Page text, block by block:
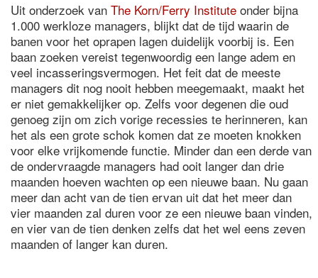
Uit onderzoek van The Korn/Ferry Institute onder bijna
1.000 werkloze managers, blijkt dat de tijd waarin de
banen voor het oprapen lagen duidelijk voorbij is. Een
baan zoeken vereist tegenwoordig een lange adem en
veel incasseringsvermogen. Het feit dat de meeste
managers dit nog nooit hebben meegemaakt, maakt het
er niet gemakkelijker op. Zelfs voor degenen die oud
genoeg zijn om zich vorige recessies te herinneren, kan
het als een grote schok komen dat ze moeten knokken
voor elke vrijkomende functie. Minder dan een derde van
de ondervraagde managers had ooit langer dan drie
maanden hoeven wachten op een nieuwe baan. Nu gaan
meer dan acht van de tien ervan uit dat het meer dan
vier maanden zal duren voor ze een nieuwe baan vinden,
en vier van de tien denken zelfs dat het wel eens zeven
maanden of langer kan duren.